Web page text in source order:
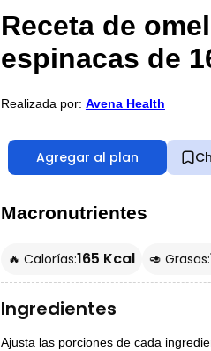
Receta de
espinacas de
Realizada por: Avena Health
Agregar al plan
Macronutrientes
🔥 Calorías:165 Kcal 🥑 Grasas:
Ingredientes
Ajusta las porciones de cada